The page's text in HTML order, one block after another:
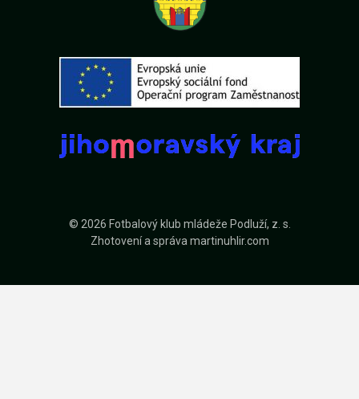
© 2026 Fotbalový klub mládeže Podluží, z. s.
Zhotovení a správamartinuhlir.com